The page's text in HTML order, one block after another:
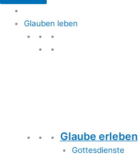
Glauben leben
Glaube erleben
Gottesdienste